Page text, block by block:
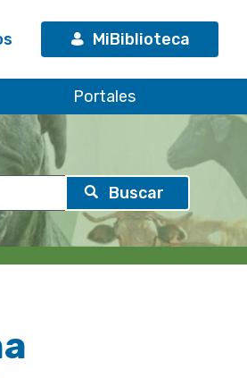
MiBiblioteca
Portales